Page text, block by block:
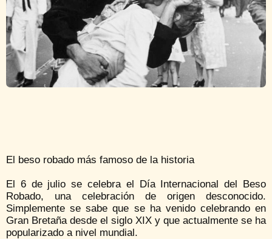
El beso robado más famoso de la historia
El 6 de julio se celebra el Día Internacional del Beso
Robado, una celebración de origen desconocido.
Simplemente se sabe que se ha venido celebrando en
Gran Bretaña desde el siglo XIX y que actualmente se ha
popularizado a nivel mundial.